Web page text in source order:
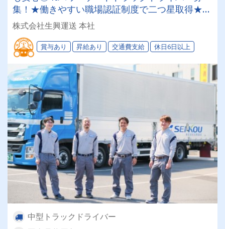
集！★働きやすい職場認証制度で二つ星取得★の
安定企業！整備・給油所完備だから運転に専念で
きる！未経験でも安心！
株式会社生興運送 本社
賞与あり 昇給あり 交通費支給 休日6日以上
中型トラックドライバー